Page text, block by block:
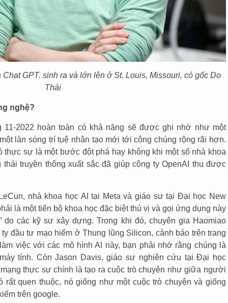
GPT. sinh ra và lớn lên ở St. Louis, Missouri, có gốc Do
Thái
nghệ?
11-2022 hoàn toàn có khả năng sẽ được ghi nhớ như một
làn sóng trí tuệ nhân tạo mới tới công chúng rộng rãi hơn.
sự là một bước đột phá hay không khi một số nhà khoa
truyền thông xuất sắc đã giúp công ty OpenAI thu được
nhà khoa học AI tại Meta và giáo sư tại Đại học New
là một tiến bộ khoa học đặc biệt thú vị và gọi ứng dụng này
do các kỹ sư xây dựng. Trong khi đó, chuyên gia Haomiao
đầu tư mạo hiểm ở Thung lũng Silicon, cảnh báo trên trang
việc với các mô hình AI này, bạn phải nhớ rằng chúng là
tính. Còn Jason Davis, giáo sư nghiên cứu tại Đại học
thực sự chính là tạo ra cuộc trò chuyện như giữa người
quen thuộc, nó giống như một cuộc trò chuyện và giống
trên google.